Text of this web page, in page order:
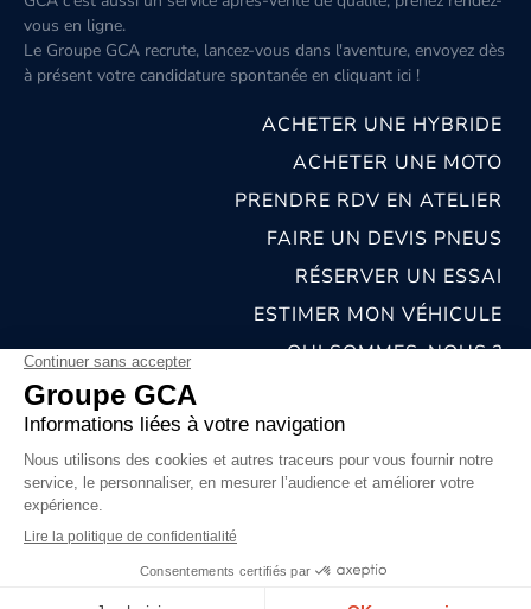
vous en ligne.
Le Groupe GCA recrute, lancez-vous dans l'aventure, envoyez dès
à présent votre candidature spontanée en cliquant ici !
ACHETER UNE HYBRIDE
ACHETER UNE MOTO
PRENDRE RDV EN ATELIER
FAIRE UN DEVIS PNEUS
RÉSERVER UN ESSAI
ESTIMER MON VÉHICULE
QUI SOMMES-NOUS ?
NOS CONCESSIONS & CARROSSERIES
MENTIONS LÉGALES
CONDITIONS GÉNÉRALES DE VENTE